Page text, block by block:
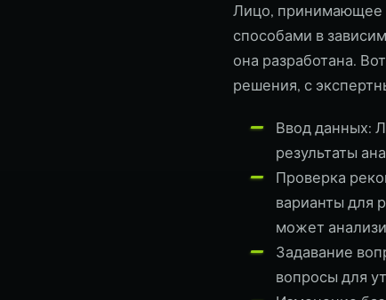
Лицо, принимающее
способами в
она разработана.
решения, с
Ввод данных:
результаты
Проверка
варианты для
может
Задавание
вопросы для